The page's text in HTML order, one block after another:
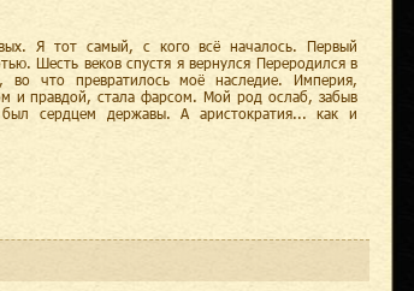
Я тот самый, с кого всё началось. Первый
Шесть веков спустя я вернулся Переродился в
что превратилось моё наследие. Империя,
и правдой, стала фарсом. Мой род ослаб, забыв
сердцем державы. А аристократия... как и